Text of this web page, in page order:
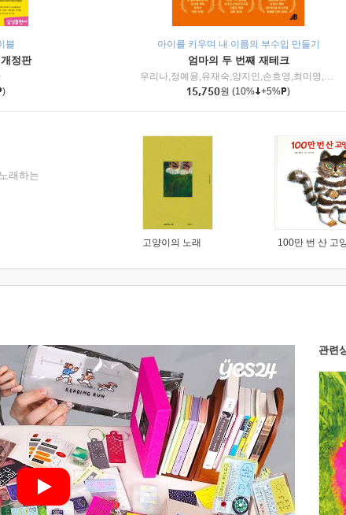
블
정판
)
아이를 키우며 내 이름의 부수입 만들기
엄마의 두 번째 재테크
우리나,정예용,유재숙,양지인,손효영,최미영,조민주,이진현,차미숙,서미숙 저
15,750원 (10% +5% )
래하는
고양이의 노래 100만 번 산 고
관련